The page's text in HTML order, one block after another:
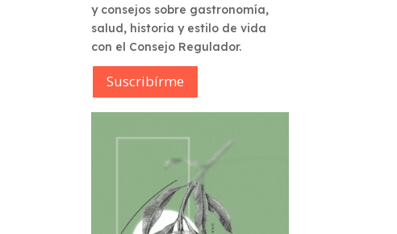
y consejos sobre gastronomía,
salud, historia y estilo de vida
con el Consejo Regulador.
Suscribírme